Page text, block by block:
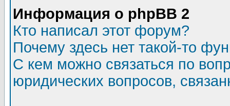
Информация о phpBB 2
Кто написал этот форум?
Почему здесь нет такой-то
С кем можно связаться по
юридических вопросов,